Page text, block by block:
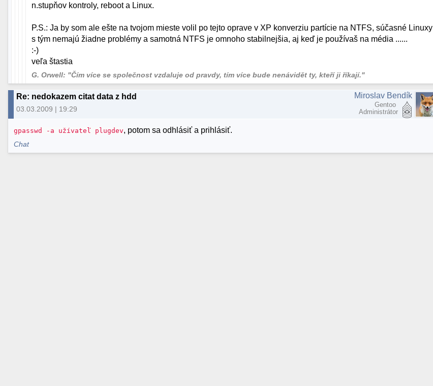
n.stupňov kontroly, reboot a Linux.
P.S.: Ja by som ale ešte na tvojom mieste volil po tejto oprave v XP konverziu partície na NTFS, súčasné Linuxy
s tým nemajú žiadne problémy a samotná NTFS je omnoho stabilnejšia, aj keď je používaš na média ......
:-)
veľa štastia
G. Orwell: "Čím více se společnost vzdaluje od pravdy, tím více bude nenávidět ty, kteří ji říkají."
Re: nedokazem citat data z hdd
03.03.2009 | 19:29
Miroslav Bendík
Gentoo
Administrátor
gpasswd -a užívateľ plugdev, potom sa odhlásiť a prihlásiť.
Chat